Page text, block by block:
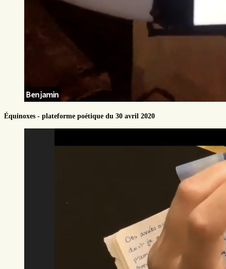
Équinoxes - plateforme poétique du 30 avril 2020